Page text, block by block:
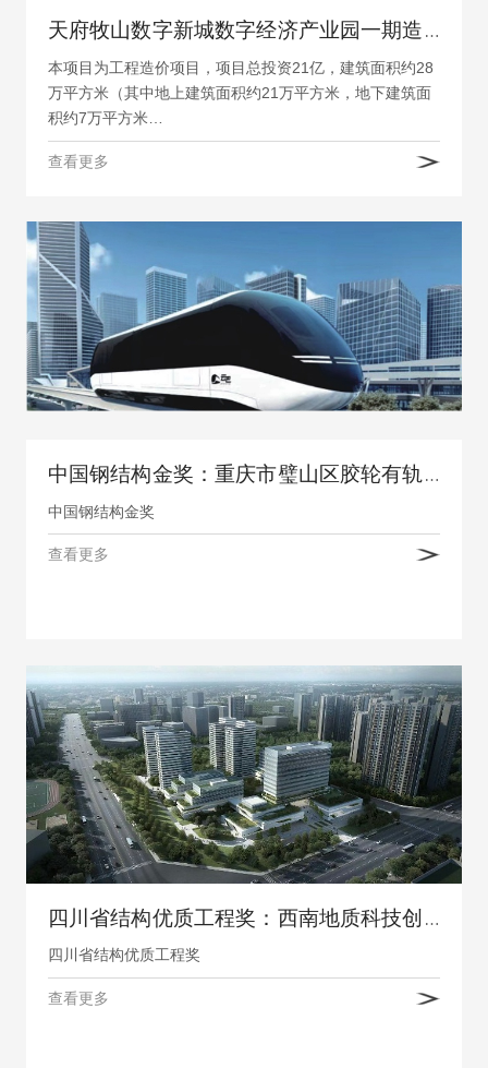
天府牧山数字新城数字经济产业园一期造价项目
本项目为工程造价项目，项目总投资21亿，建筑面积约28
万平方米（其中地上建筑面积约21万平方米，地下建筑面
积约7万平方米…
查看更多
中国钢结构金奖：重庆市璧山区胶轮有轨电车工程
中国钢结构金奖
查看更多
四川省结构优质工程奖：西南地质科技创新中心项目
四川省结构优质工程奖
查看更多